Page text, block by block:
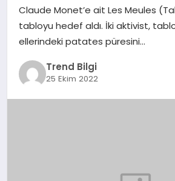
TEKNOLOJI
YAŞAM
Claude Monet’e ait Les Meules
tabloyu hedef aldı. İki aktivist,
ellerindeki patates püresini…
Trend Bilgi
25 Ekim 2022